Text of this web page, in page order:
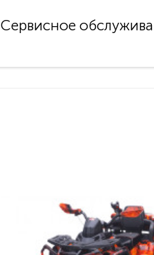
Сервисное